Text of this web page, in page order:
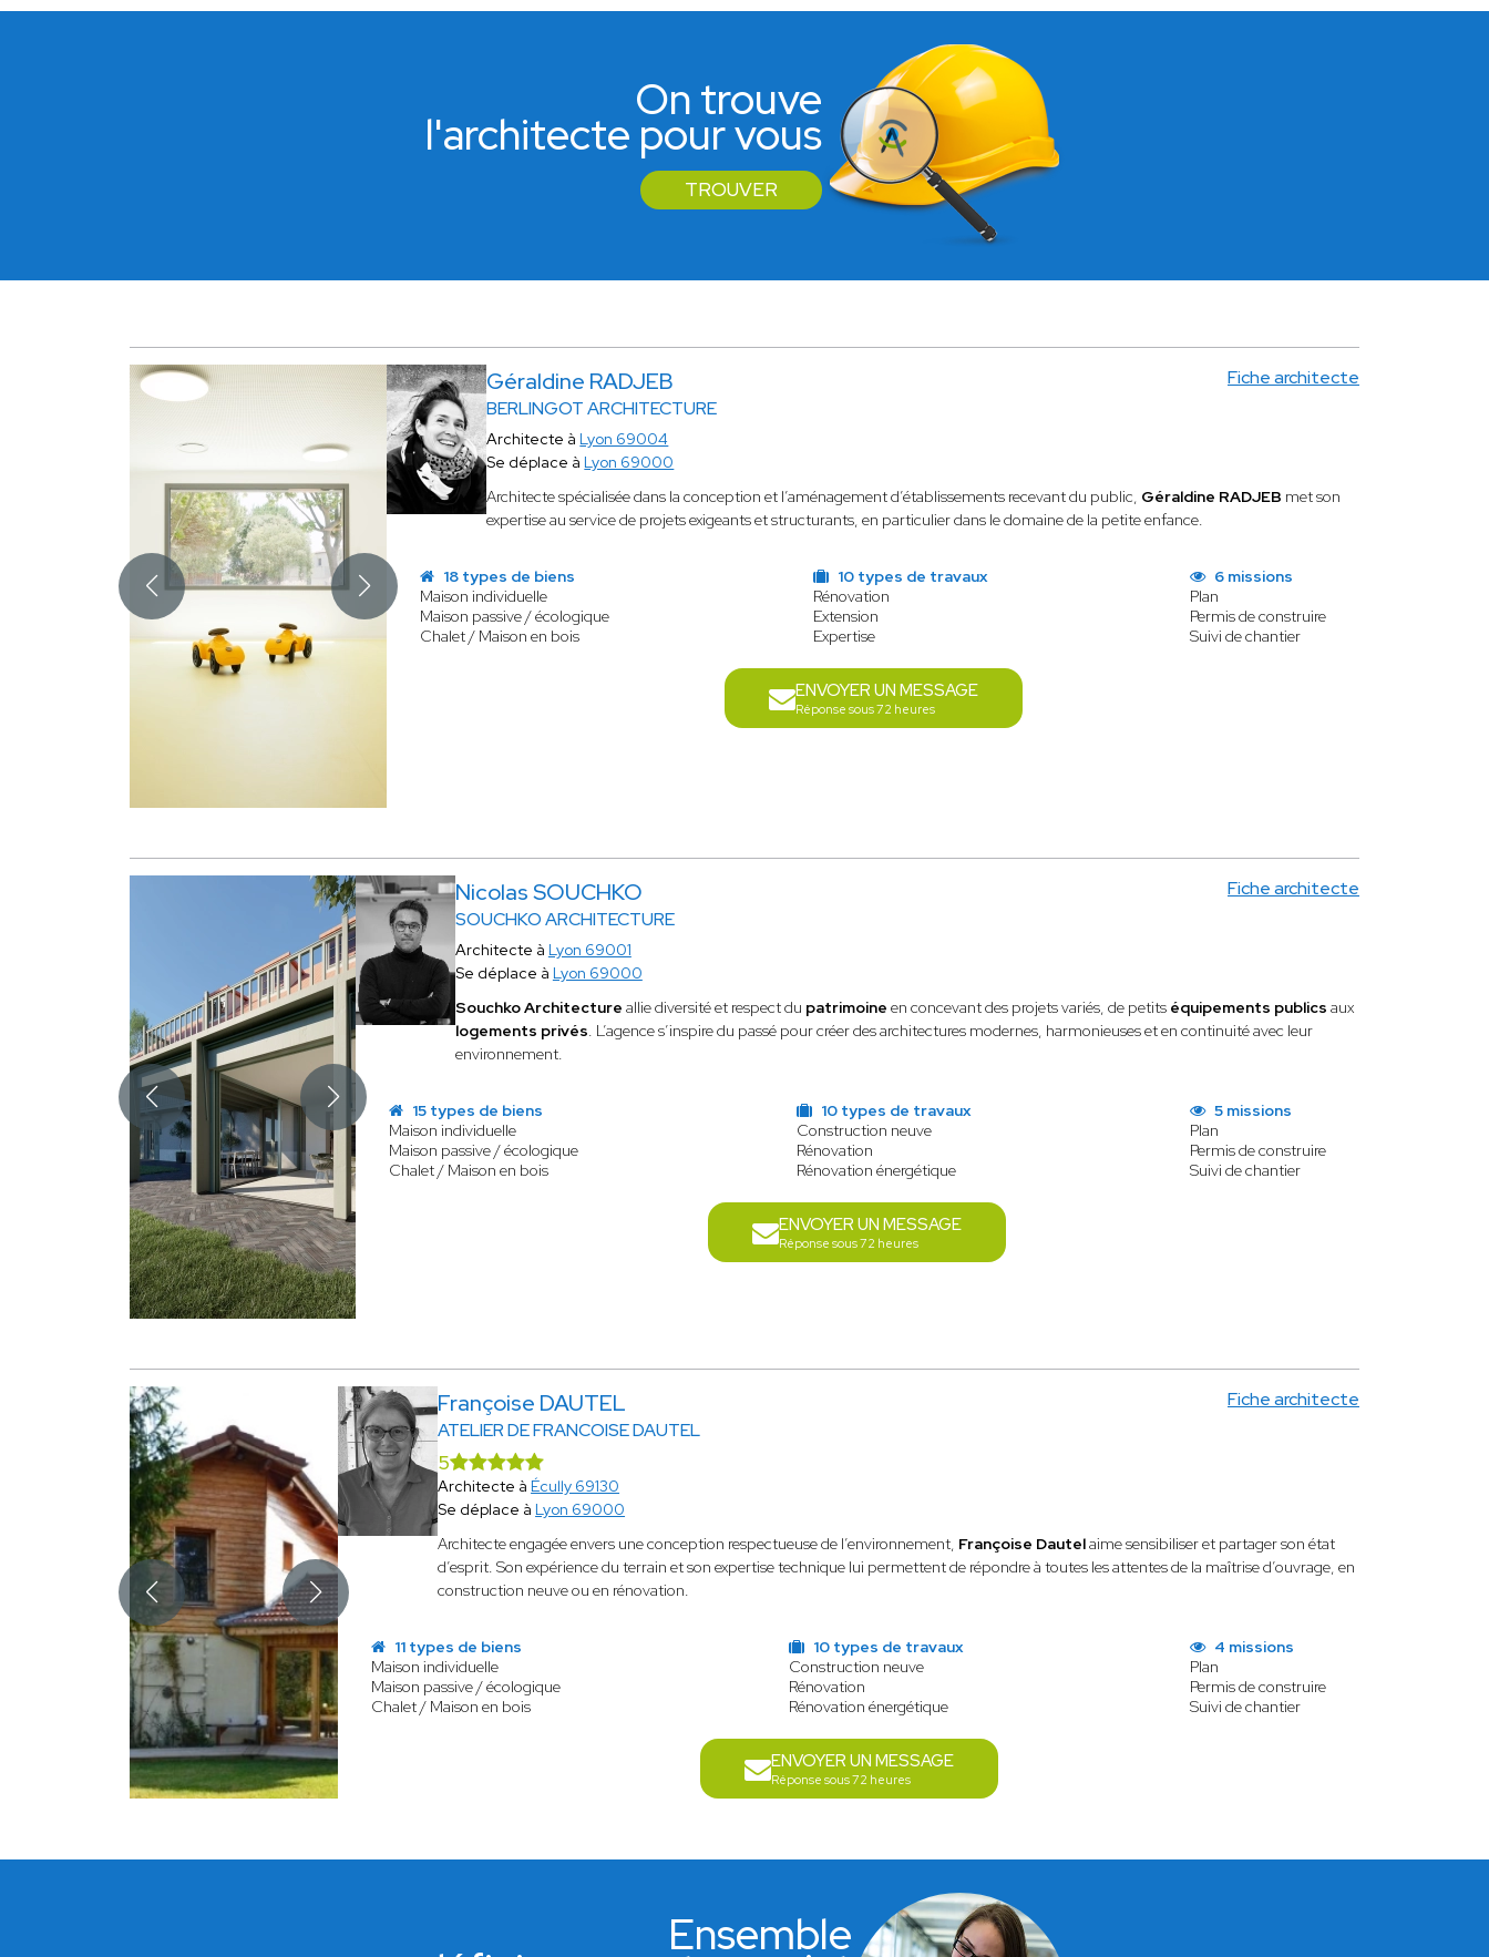
On trouve
l'architecte pour vous
TROUVER
Géraldine RADJEB
BERLINGOT ARCHITECTURE
Fiche architecte
Architecte à Lyon 69004
Se déplace à Lyon 69000
Architecte spécialisée dans la conception et l’aménagement d’établissements recevant du public, Géraldine RADJEB met son
expertise au service de projets exigeants et structurants, en particulier dans le domaine de la petite enfance.
18 types de biens
Maison individuelle
Maison passive / écologique
Chalet / Maison en bois
10 types de travaux
Rénovation
Extension
Expertise
6 missions
Plan
Permis de construire
Suivi de chantier
ENVOYER UN MESSAGE
Réponse sous 72 heures
Nicolas SOUCHKO
SOUCHKO ARCHITECTURE
Fiche architecte
Architecte à Lyon 69001
Se déplace à Lyon 69000
Souchko Architecture allie diversité et respect du patrimoine en concevant des projets variés, de petits équipements publics aux
logements privés. L’agence s’inspire du passé pour créer des architectures modernes, harmonieuses et en continuité avec leur
environnement.
15 types de biens
Maison individuelle
Maison passive / écologique
Chalet / Maison en bois
10 types de travaux
Construction neuve
Rénovation
Rénovation énergétique
5 missions
Plan
Permis de construire
Suivi de chantier
ENVOYER UN MESSAGE
Réponse sous 72 heures
Françoise DAUTEL
ATELIER DE FRANCOISE DAUTEL
Fiche architecte
5
Architecte à Écully 69130
Se déplace à Lyon 69000
Architecte engagée envers une conception respectueuse de l’environnement, Françoise Dautelaime sensibiliser et partager son état
d’esprit. Son expérience du terrain et son expertise technique lui permettent de répondre à toutes les attentes de la maîtrise d’ouvrage, en
construction neuve ou en rénovation.
11 types de biens
Maison individuelle
Maison passive / écologique
Chalet / Maison en bois
10 types de travaux
Construction neuve
Rénovation
Rénovation énergétique
4 missions
Plan
Permis de construire
Suivi de chantier
ENVOYER UN MESSAGE
Réponse sous 72 heures
Ensemble